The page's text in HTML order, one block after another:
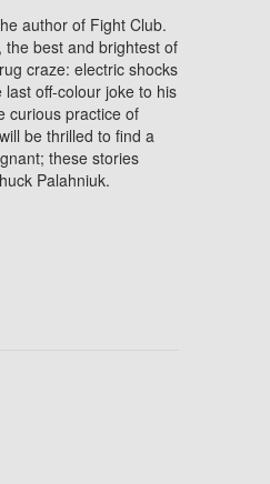
author of Fight Club.
best and brightest of
craze: electric shocks
off-colour joke to his
curious practice of
be thrilled to find a
these stories
Palahniuk.